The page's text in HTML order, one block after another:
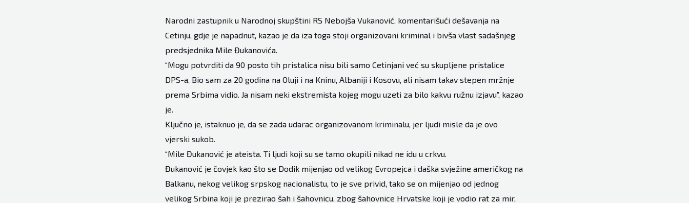
Narodni zastupnik u Narodnoj skupštini RS Nebojša Vukanović, komentarišući dešavanja na
Cetinju, gdje je napadnut, kazao je da iza toga stoji organizovani kriminal i bivša vlast sadašnjeg
predsjednika Mile Đukanovića.
“Mogu potvrditi da 90 posto tih pristalica nisu bili samo Cetinjani već su skupljene pristalice
DPS-a. Bio sam za 20 godina na Oluji i na Kninu, Albaniji i Kosovu, ali nisam takav stepen mržnje
prema Srbima vidio. Ja nisam neki ekstremista kojeg mogu uzeti za bilo kakvu ružnu izjavu”, kazao
je.
Ključno je, istaknuo je, da se zada udarac organizovanom kriminalu, jer ljudi misle da je ovo
vjerski sukob.
“Mile Đukanović je ateista. Ti ljudi koji su se tamo okupili nikad ne idu u crkvu.
Đukanović je čovjek kao što se Dodik mijenjao od velikog Evropejca i daška svježine američkog na
Balkanu, nekog velikog srpskog nacionalistu, to je sve privid, tako se on mijenjao od jednog
velikog Srbina koji je prezirao šah i šahovnicu, zbog šahovnice Hrvatske koji je vodio rat za mir,